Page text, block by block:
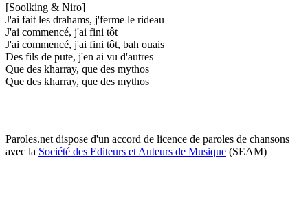
[Soolking & Niro]
J'ai fait les drahams, j'ferme le rideau
J'ai commencé, j'ai fini tôt
J'ai commencé, j'ai fini tôt, bah ouais
Des fils de pute, j'en ai vu d'autres
Que des kharray, que des mythos
Que des kharray, que des mythos
Paroles.net dispose d'un accord de licence de paroles de chansons
avec la Société des Editeurs et Auteurs de Musique (SEAM)